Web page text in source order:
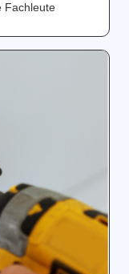
Fachleute